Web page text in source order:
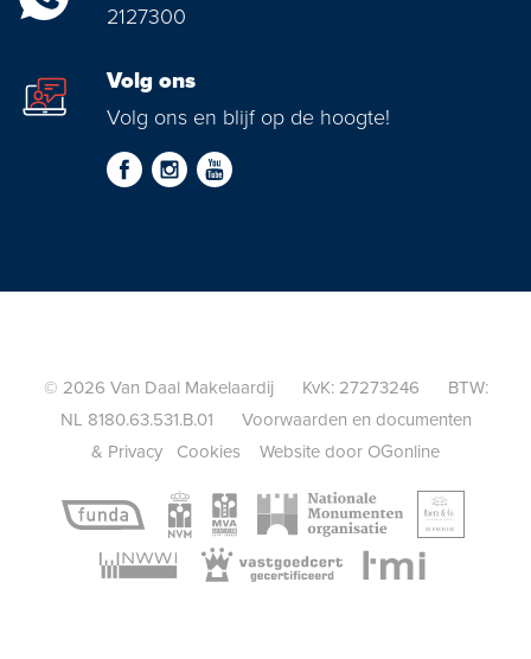
2127300
Volg ons
Volg ons en blijf op de hoogte!
© 2026 Van Daal Makelaardij KvK: 27273246 BTW:
NL 8180.63.531.B.01 Voorwaarden en documenten
& Privacy Cookies Website door OGonline